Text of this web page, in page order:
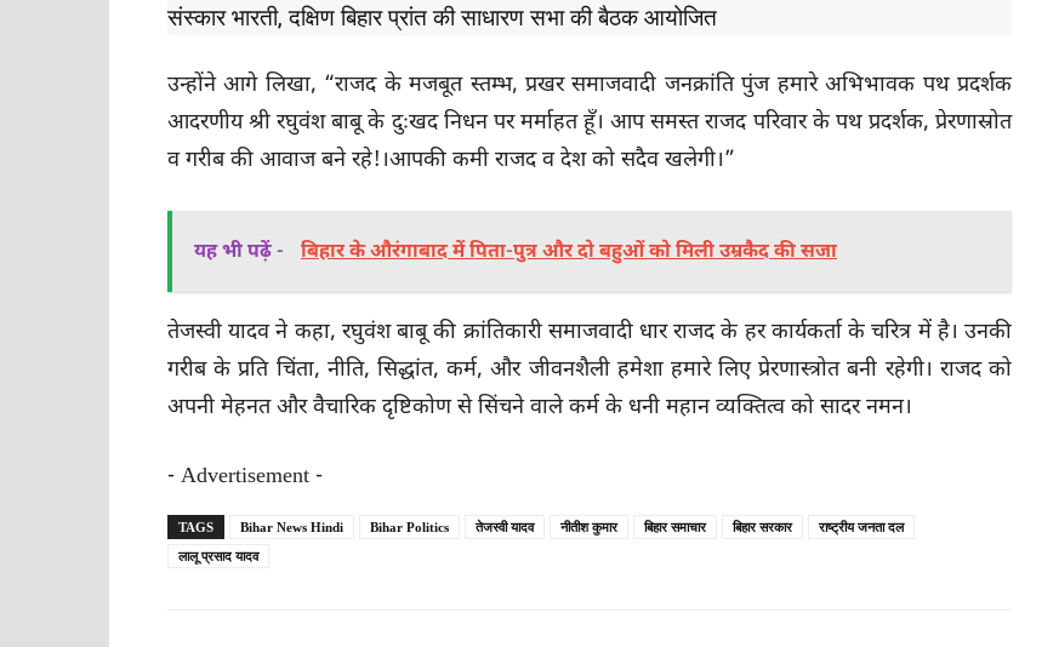
संस्कार भारती, दक्षिण बिहार प्रांत की साधारण सभा की बैठक आयोजित
उन्होंने आगे लिखा, “राजद के मजबूत स्तम्भ, प्रखर समाजवादी जनक्रांति पुंज हमारे अभिभावक पथ प्रदर्शक
आदरणीय श्री रघुवंश बाबू के दुःखद निधन पर मर्माहत हूँ। आप समस्त राजद परिवार के पथ प्रदर्शक, प्रेरणास्रोत
व गरीब की आवाज बने रहे!।आपकी कमी राजद व देश को सदैव खलेगी।”
यह भी पढ़ें - बिहार के औरंगाबाद में पिता-पुत्र और दो बहुओं को मिली उम्रकैद की सजा
तेजस्वी यादव ने कहा, रघुवंश बाबू की क्रांतिकारी समाजवादी धार राजद के हर कार्यकर्ता के चरित्र में है। उनकी
गरीब के प्रति चिंता, नीति, सिद्धांत, कर्म, और जीवनशैली हमेशा हमारे लिए प्रेरणास्त्रोत बनी रहेगी। राजद को
अपनी मेहनत और वैचारिक दृष्टिकोण से सिंचने वाले कर्म के धनी महान व्यक्तित्व को सादर नमन।
- Advertisement -
TAGS Bihar News Hindi Bihar Politics तेजस्वी यादव नीतीश कुमार बिहार समाचार बिहार सरकार
राष्ट्रीय जनता दल
लालू प्रसाद यादव